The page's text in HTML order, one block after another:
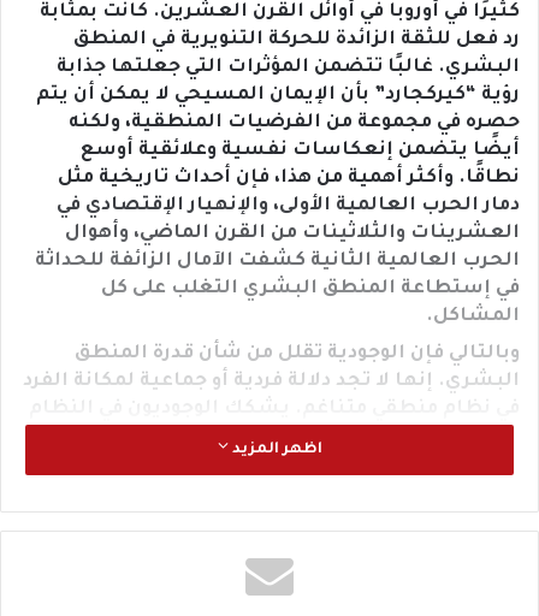
كثيرًا في أوروبا في أوائل القرن العشرين. كانت بمثابة
رد فعل للثقة الزائدة للحركة التنويرية في المنطق
البشري. غالبًا تتضمن المؤثرات التي جعلتها جذابة
رؤية “كيركجارد” بأن الإيمان المسيحي لا يمكن أن يتم
حصره في مجموعة من الفرضيات المنطقية، ولكنه
أيضًا يتضمن إنعكاسات نفسية وعلائقية أوسع
نطاقًا. وأكثر أهمية من هذا، فإن أحداث تاريخية مثل
دمار الحرب العالمية الأولى، والإنهيار الإقتصادي في
العشرينات والثلاثينات من القرن الماضي، وأهوال
الحرب العالمية الثانية كشفت الآمال الزائفة للحداثة
في إستطاعة المنطق البشري التغلب على كل
المشاكل.
وبالتالي فإن الوجودية تقلل من شأن قدرة المنطق
البشري. إنها لا تجد دلالة فردية أو جماعية لمكانة الفرد
المنطقي نفسه. لذلك، تتراجع مكانة التفسير
الخبرات البشرية. فخبرة الوجود هي الجوهر. ويتم وضع
اظهر المزيد